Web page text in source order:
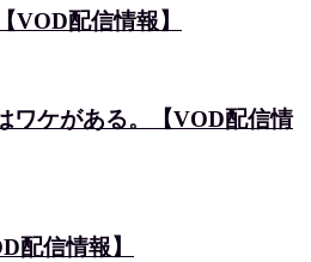
VOD配信情報】
ワケがある。【VOD配信情
配信情報】